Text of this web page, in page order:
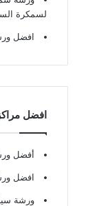
لسمكرة
افضل
افضل
أفضل
افضل
ورشة